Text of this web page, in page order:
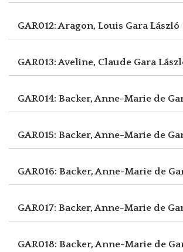
GAR012: Aragon, Louis Gara László
GAR013: Aveline, Claude Gara
GAR014: Backer, Anne-Marie de
GAR015: Backer, Anne-Marie de
GAR016: Backer, Anne-Marie de
GAR017: Backer, Anne-Marie de
GAR018: Backer, Anne-Marie de